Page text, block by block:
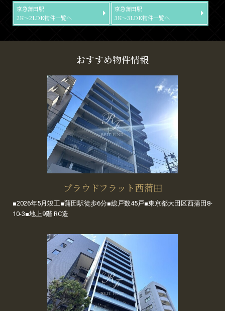
京急蒲田駅
2K～2LDK物件一覧へ
京急蒲田駅
3K～3LDK物件一覧へ
おすすめ物件情報
プラウドフラット西蒲田
■2026年5月竣工■蒲田駅徒歩6分■総戸数45戸■東京都大田区西蒲田8-
10-3■地上9階 RC造